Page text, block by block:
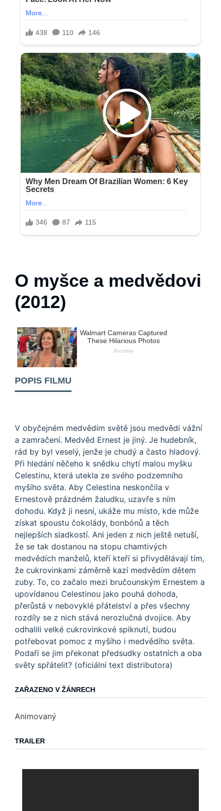
O myšce a medvědovi
(2012)
POPIS FILMU
V obyčejném medvědím světě jsou medvědi vážní
a zamračení. Medvěd Ernest je jiný. Je hudebník,
rád by byl veselý, jenže je chudý a často hladový.
Při hledání něčeho k snědku chytí malou myšku
Celestinu, která utekla ze svého podzemního
myšího světa. Aby Celestina neskončila v
Ernestově prázdném žaludku, uzavře s ním
dohodu. Když ji nesní, ukáže mu místo, kde může
získat spoustu čokolády, bonbónů a těch
nejlepších sladkostí. Ani jeden z nich ještě netuší,
že se tak dostanou na stopu chamtivých
medvědích manželů, kteří kteří si přivydělávají tím,
že cukrovinkami záměrně kazí medvědím dětem
zuby. To, co začalo mezi bručounským Ernestem a
upovídanou Celestinou jako pouhá dohoda,
přerůstá v nebovyklé přátelství a přes všechny
rozdíly se z nich stává nerozlučná dvojice. Aby
odhalili velké cukrovinkové spiknutí, budou
potřebovat pomoc z myšího i medvědího světa.
Podaří se jim překonat předsudky ostatních a oba
světy spřátelit? (oficiální text distributora)
ZAŘAZENO V ŽÁNRECH
Animovaný
TRAILER